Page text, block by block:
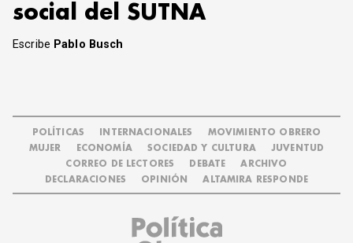
social del SUTNA
Escribe Pablo Busch
POLÍTICAS INTERNACIONALES
MOVIMIENTO OBRERO
MUJER
ECONOMÍA SOCIEDAD Y CULTURA
JUVENTUD
CORREO DE LECTORES
DEBATE
ARCHIVO
DECLARACIONES
OPINIÓN ALTAMIRA RESPONDE